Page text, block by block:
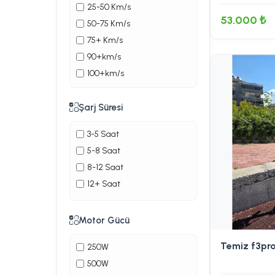
Giddy
Goldmaster
Gosmart
Hifree
Hikey
İ135
İnokim
İxaomi
Kaabo
Kabo wolf worior
Kuba
Martı soccotur
Meka
25-50 Km/s
50-75 Km/s
75+ Km/s
90+km/s
100+km/s
Şarj Süresi
3-5 Saat
5-8 Saat
8-12 Saat
12+ Saat
Motor Gücü
250W
500W
53.000 ₺
Temiz f3pro